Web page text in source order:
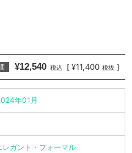
¥12,540 税込 [ ¥11,400 税抜 ]
年01月
レガント・フォーマル